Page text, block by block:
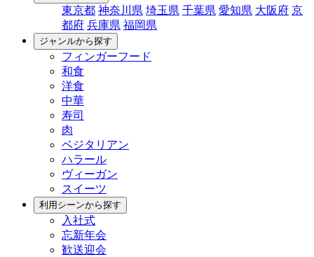
東京都 神奈川県 埼玉県 千葉県 愛知県 大阪府 京
都府 兵庫県 福岡県
ジャンルから探す
フィンガーフード
和食
洋食
中華
寿司
肉
ベジタリアン
ハラール
ヴィーガン
スイーツ
利用シーンから探す
入社式
忘新年会
歓送迎会